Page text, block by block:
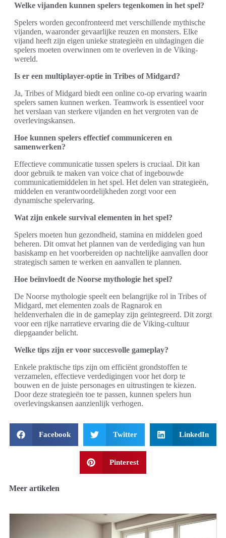
Welke vijanden kunnen spelers tegenkomen in het spel?
Spelers worden geconfronteerd met verschillende mythische
vijanden, waaronder gevaarlijke reuzen en monsters. Elke
vijand heeft zijn eigen unieke strategieën en uitdagingen die
spelers moeten overwinnen om te overleven in de Viking-
wereld.
Is er een multiplayer-optie in Tribes of Midgard?
Ja, Tribes of Midgard biedt een online co-op ervaring waarin
spelers samen kunnen werken. Teamwork is essentieel voor
het verslaan van sterkere vijanden en het vergroten van de
overlevingskansen.
Hoe kunnen spelers effectief communiceren en
samenwerken?
Effectieve communicatie tussen spelers is cruciaal. Dit kan
door gebruik te maken van voice chat of ingebouwde
communicatiemiddelen in het spel. Het delen van strategieën,
middelen en verantwoordelijkheden zorgt voor een
dynamische spelervaring.
Wat zijn enkele survival elementen in het spel?
Spelers moeten hun gezondheid, stamina en middelen goed
beheren. Dit omvat het plannen van de verdediging van hun
basiskamp en het voorbereiden op nachtelijke aanvallen door
strategisch samen te werken en aanvallen te plannen.
Hoe beïnvloedt de Noorse mythologie het spel?
De Noorse mythologie speelt een belangrijke rol in Tribes of
Midgard, met elementen zoals de Ragnarok en
heldenverhalen die in de gameplay zijn geïntegreerd. Dit zorgt
voor een rijke narratieve ervaring die de Viking-cultuur
diepgaander belicht.
Welke tips zijn er voor succesvolle gameplay?
Enkele praktische tips zijn om efficiënt grondstoffen te
verzamelen, effectieve verdedigingen voor het dorp te
bouwen en de juiste personages en uitrustingen te kiezen.
Door deze strategieën toe te passen, kunnen spelers hun
overlevingskansen aanzienlijk verhogen.
Facebook Twitter LinkedIn
Pinterest
Meer artikelen